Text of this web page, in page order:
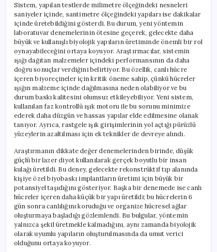
Sistem, yapılan testlerde milimetre ölçeğindeki nesneleri
saniyeler içinde, santimetre ölçeğindeki yapıları ise dakikalar
içinde üretebildiğini gösterdi. Bu durum, yeni yöntemin
laboratuvar denemelerinin ötesine geçerek, gelecekte daha
büyük ve kullanışlı biyolojik yapıların üretiminde önemli bir rol
oynayabileceğini ortaya koyuyor. Araştırmacılar, sistemin
ışığı dağıtan malzemeler içindeki performansının da daha
doğru sonuçlar verdiğini belirtiyor. Bu özellik, canlı hücre
içeren biyoreçineler için kritik öneme sahip, çünkü hücreler
ışığın malzeme içinde dağılmasına neden olabiliyor ve bu
durum baskı kalitesini olumsuz etkileyebiliyor. Yeni sistem,
kullanılan faz kontrollü ışık motoru ile bu sorunu minimize
ederek daha düzgün ve hassas yapılar elde edilmesine olanak
tanıyor. Ayrıca, rastgele ışık girişimlerinin yol açtığı pürüzlü
yüzeylerin azaltılması için ek teknikler de devreye alındı.
Araştırmanın dikkate değer denemelerinden birinde, düşük
güçlü bir lazer diyot kullanılarak gerçek boyutlu bir insan
kulağı üretildi. Bu deney, gelecekte rekonstrüktif tıp alanında
kişiye özel biyobaskı implantların üretimi için büyük bir
potansiyel taşıdığını gösteriyor. Başka bir denemede ise canlı
hücreler içeren daha küçük bir yapı üretildi; bu hücrelerin 6
gün sonra canlılığını koruduğu ve organize hücresel ağlar
oluşturmaya başladığı gözlemlendi. Bu bulgular, yöntemin
yalnızca şekil üretmekle kalmadığını, aynı zamanda biyolojik
olarak uyumlu yapıların oluşturulmasında da umut verici
olduğunu ortaya koyuyor.